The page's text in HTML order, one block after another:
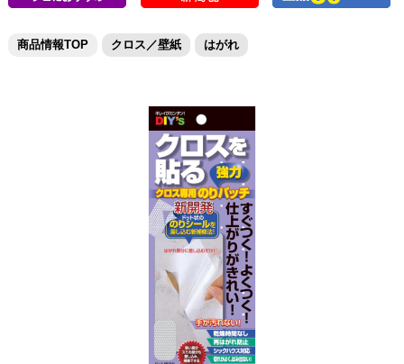
商品情報TOP クロス／壁紙 はがれ